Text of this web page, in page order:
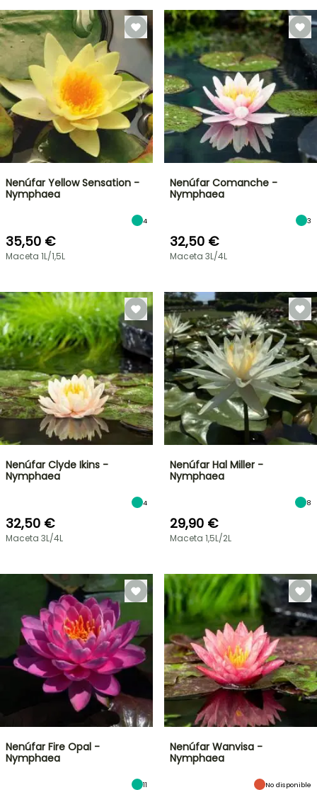
Nenúfar Yellow Sensation -
Nymphaea
4
35,50 €
Maceta 1L/1,5L
Nenúfar Comanche -
Nymphaea
3
32,50 €
Maceta 3L/4L
Nenúfar Clyde Ikins -
Nymphaea
4
32,50 €
Maceta 3L/4L
Nenúfar Hal Miller -
Nymphaea
8
29,90 €
Maceta 1,5L/2L
Nenúfar Fire Opal -
Nymphaea
11
Nenúfar Wanvisa -
Nymphaea
No disponible